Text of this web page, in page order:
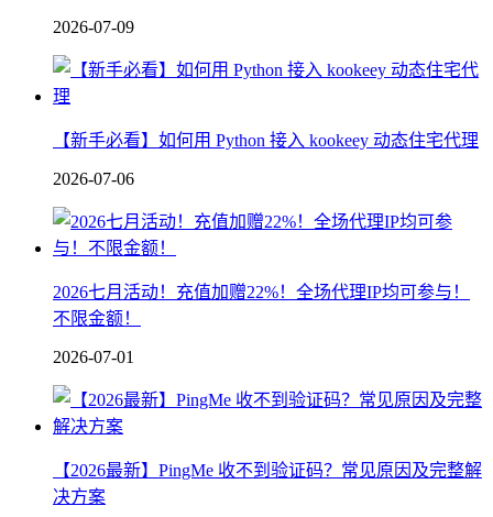
2026-07-09
【新手必看】如何用 Python 接入 kookeey 动态住宅代理
2026-07-06
2026七月活动！充值加赠22%！全场代理IP均可参与！
不限金额！
2026-07-01
【2026最新】PingMe 收不到验证码？常见原因及完整解
决方案